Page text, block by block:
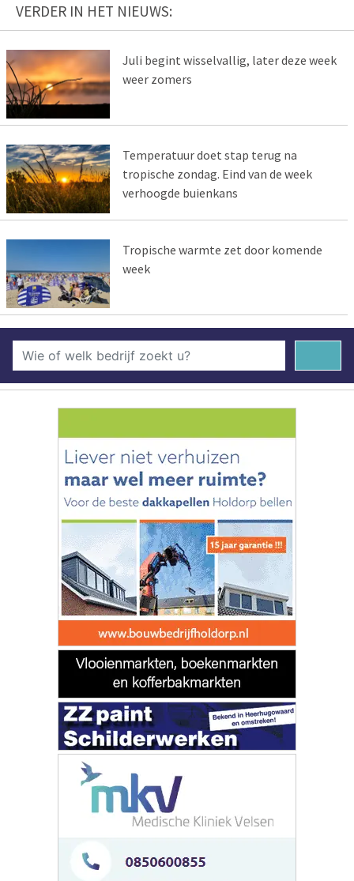
VERDER IN HET NIEUWS:
Juli begint wisselvallig, later deze week
weer zomers
Temperatuur doet stap terug na
tropische zondag. Eind van de week
verhoogde buienkans
Tropische warmte zet door komende
week